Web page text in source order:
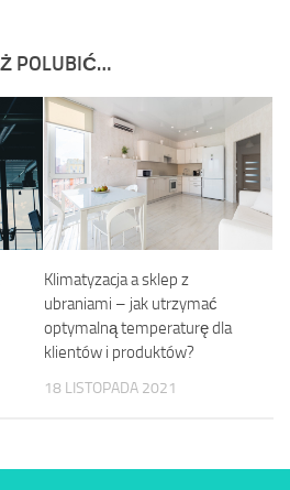
POLUBIĆ…
Klimatyzacja a sklep z
ubraniami – jak utrzymać
optymalną temperaturę dla
klientów i produktów?
18 LISTOPADA 2021